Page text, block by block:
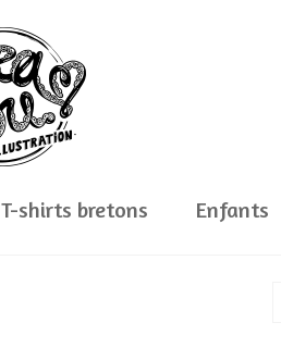
T-shirts bretons Enfants